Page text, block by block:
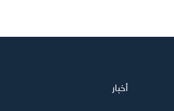
أخبار